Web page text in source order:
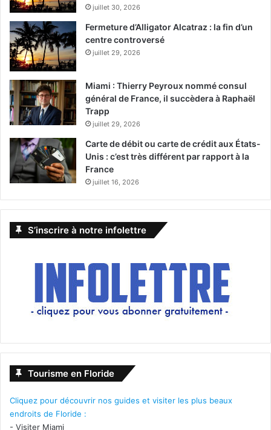
juillet 30, 2026
Fermeture d’Alligator Alcatraz : la fin d’un
centre controversé
juillet 29, 2026
Miami : Thierry Peyroux nommé consul
général de France, il succèdera à Raphaël
Trapp
juillet 29, 2026
Carte de débit ou carte de crédit aux États-
Unis : c’est très différent par rapport à la
France
juillet 16, 2026
S’inscrire à notre infolettre
Tourisme en Floride
Cliquez pour découvrir nos guides et visiter les plus beaux
endroits de Floride :
- Visiter Miami